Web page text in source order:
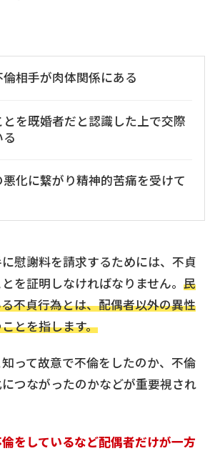
相手が肉体関係にある
を既婚者だと認識した上で交際
化に繋がり精神的苦痛を受けて
慰謝料を請求するためには、不貞
を証明しなければなりません。 民
不貞行為とは、配偶者以外の異性
とを指します。
って故意で不倫をしたのか、不倫
つながったのかなどが重要視され
をしているなど配偶者だけが一方